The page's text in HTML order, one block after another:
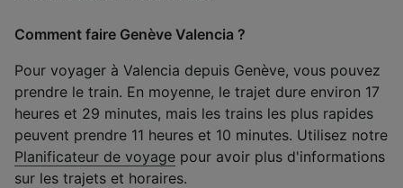
Comment faire Genève Valencia ?
Pour voyager à Valencia depuis Genève, vous pouvez
prendre le train. En moyenne, le trajet dure environ 17
heures et 29 minutes, mais les trains les plus rapides
peuvent prendre 11 heures et 10 minutes. Utilisez notre
Planificateur de voyage pour avoir plus d'informations
sur les trajets et horaires.